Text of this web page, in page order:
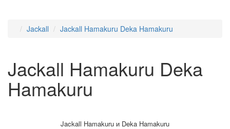
Jackall Jackall Hamakuru Deka Hamakuru
Jackall Hamakuru Deka
Hamakuru
Jackall Hamakuru и Deka Hamakuru